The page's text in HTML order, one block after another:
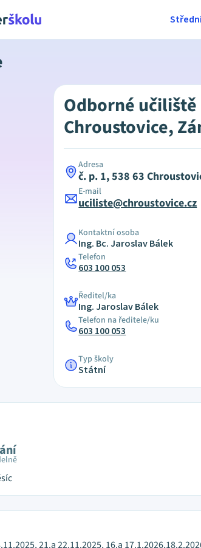
Odborné učiliště
Chroustovice,
Adresa
č. p. 1, 538 63
E-mail
uciliste@chroustovice.cz
Kontaktní osoba
Ing. Bc. Jaroslav Bálek
Telefon
603 100 053
Ředitel/ka
Ing. Jaroslav Bálek
Telefon na ředitele/ku
603 100 053
Typ školy
Státní
21.a 22.11.2025, 16.a